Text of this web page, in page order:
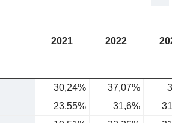
2021 2022
30,24% 37,07%
23,55% 31,6%